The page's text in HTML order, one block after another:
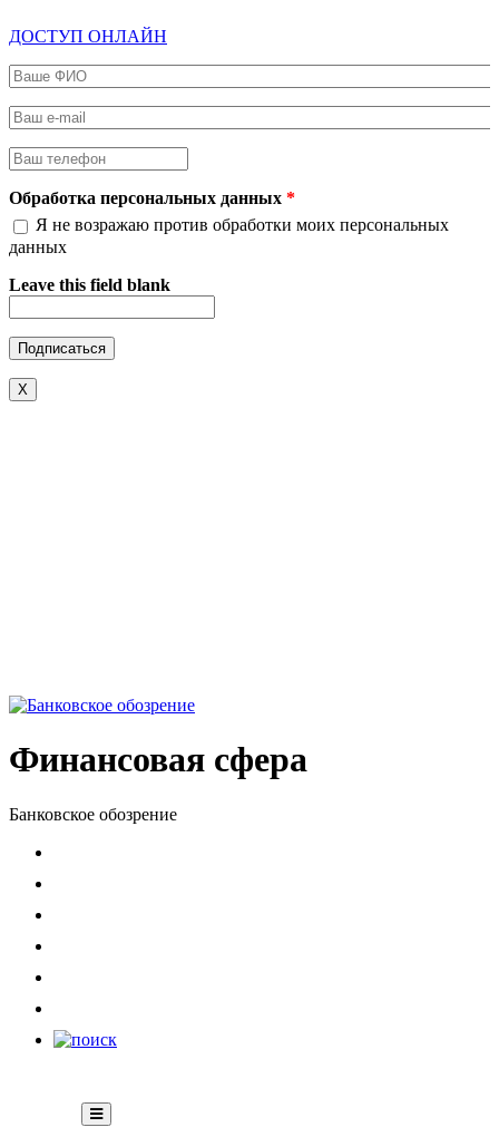
ДОСТУП ОНЛАЙН
Ваше ФИО
Ваш e-mail
Ваш телефон
Обработка персональных данных *
Я не возражаю против обработки моих персональных
данных
Leave this field blank
X
Финансовая сфера
Банковское обозрение